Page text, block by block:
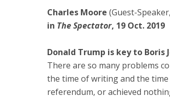
Charles Moore (Guest-
in The Spectator, 19 Oct. 2019
Donald Trump is key to Boris
There are so many problems
the time of writing and the time
referendum, or achieved